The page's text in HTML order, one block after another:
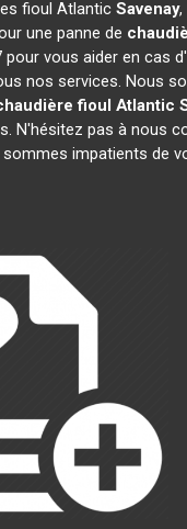
fioul Atlantic Savenay,
une panne de
vous aider en cas
nos services. Nous
fioul Atlantic
N'hésitez pas à nous
impatients de